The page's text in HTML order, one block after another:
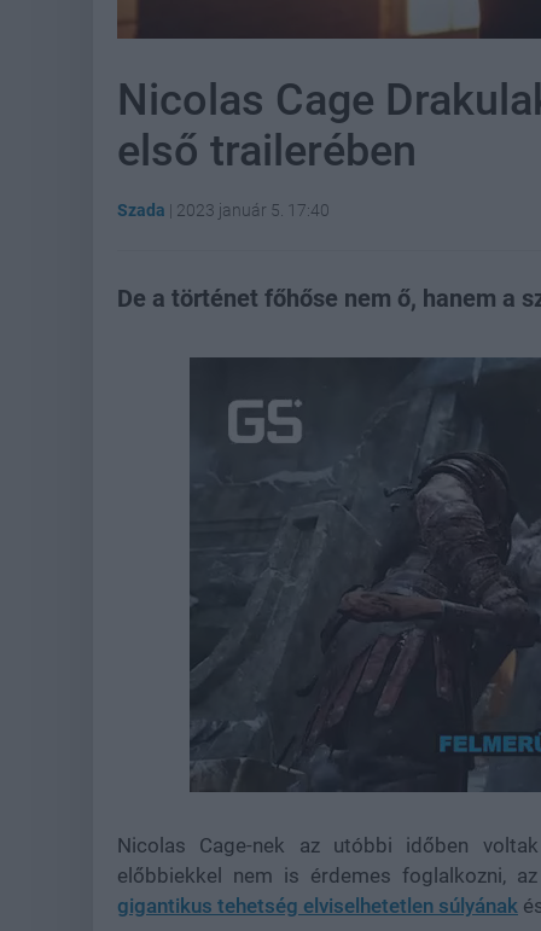
Nicolas Cage
első trailerében
Szada | 2023 január 5. 17:40
De a történet főhőse nem ő, hanem a
21.86%
Nicolas Cage-nek az utóbbi időben
előbbiekkel nem is érdemes foglalkozni,
gigantikus tehetség elviselhetetlen súlyának